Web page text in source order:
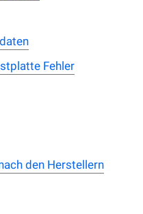
Fehler
den Herstellern